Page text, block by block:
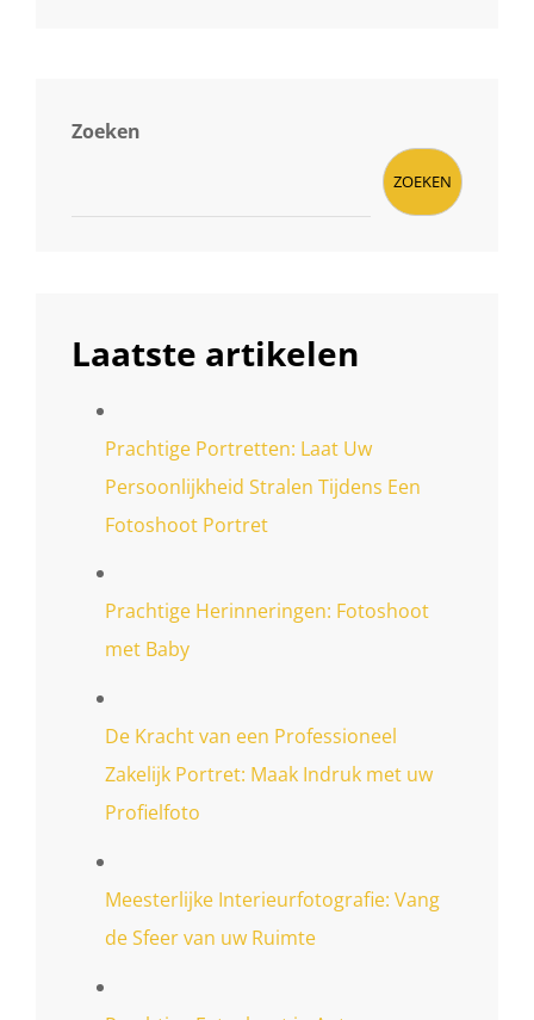
Zoeken
ZOEKEN
Laatste artikelen
Prachtige Portretten: Laat Uw
Persoonlijkheid Stralen Tijdens Een
Fotoshoot Portret
Prachtige Herinneringen: Fotoshoot
met Baby
De Kracht van een Professioneel
Zakelijk Portret: Maak Indruk met uw
Profielfoto
Meesterlijke Interieurfotografie: Vang
de Sfeer van uw Ruimte